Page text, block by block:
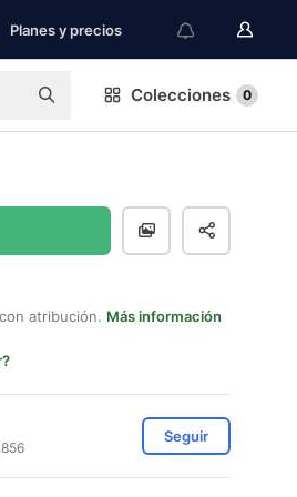
Planes y precios
Colecciones 0
atribución. Más información
Seguir